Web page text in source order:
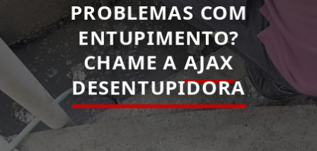
PROBLEMAS COM
ENTUPIMENTO?
CHAME A AJAX
DESENTUPIDORA